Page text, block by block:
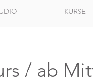
KURSE
/ ab